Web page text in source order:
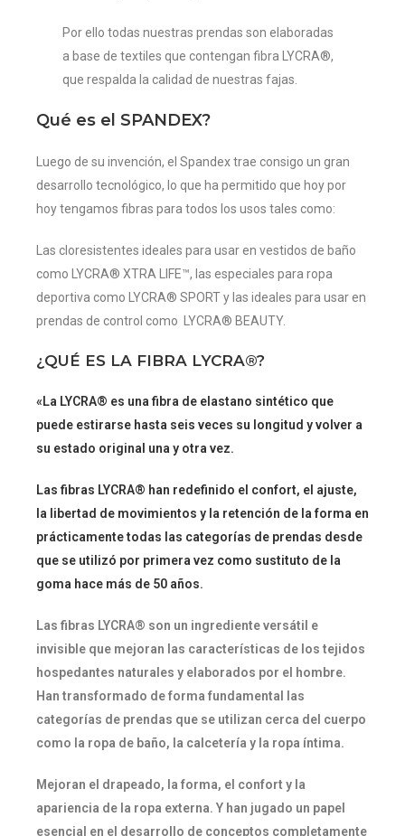
Por ello todas nuestras prendas son elaboradas
a base de textiles que contengan fibra LYCRA®,
que respalda la calidad de nuestras fajas.
Qué es el SPANDEX?
Luego de su invención, el Spandex trae consigo un gran
desarrollo tecnológico, lo que ha permitido que hoy por
hoy tengamos fibras para todos los usos tales como:
Las cloresistentes ideales para usar en vestidos de baño
como LYCRA® XTRA LIFE™, las especiales para ropa
deportiva como LYCRA® SPORT y las ideales para usar en
prendas de control como LYCRA® BEAUTY.
¿QUÉ ES LA FIBRA LYCRA®?
«La LYCRA® es una fibra de elastano sintético que
puede estirarse hasta seis veces su longitud y volver a
su estado original una y otra vez.
Las fibras LYCRA® han redefinido el confort, el ajuste,
la libertad de movimientos y la retención de la forma en
prácticamente todas las categorías de prendas desde
que se utilizó por primera vez como sustituto de la
goma hace más de 50 años.
Las fibras LYCRA® son un ingrediente versátil e
invisible que mejoran las características de los tejidos
hospedantes naturales y elaborados por el hombre.
Han transformado de forma fundamental las
categorías de prendas que se utilizan cerca del cuerpo
como la ropa de baño, la calcetería y la ropa íntima.
Mejoran el drapeado, la forma, el confort y la
apariencia de la ropa externa. Y han jugado un papel
esencial en el desarrollo de conceptos completamente